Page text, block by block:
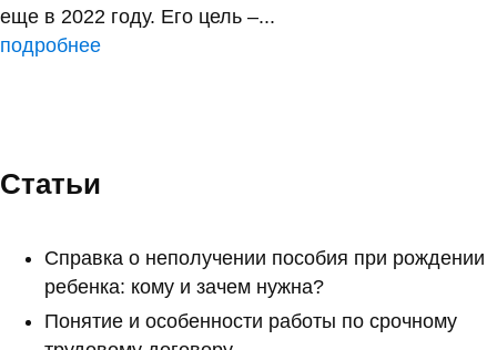
еще в 2022 году. Его цель –...
подробнее
Статьи
Справка о неполучении пособия при рождении
ребенка: кому и зачем нужна?
Понятие и особенности работы по срочному